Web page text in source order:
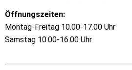
Öffnungszeiten:
Montag-Freitag 10.00-17.00 Uhr
Samstag 10.00-16.00 Uhr